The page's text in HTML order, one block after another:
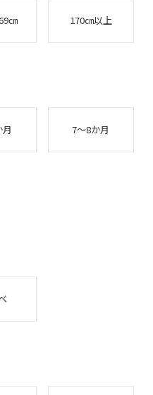
㎝ 170㎝以上
7～8か月